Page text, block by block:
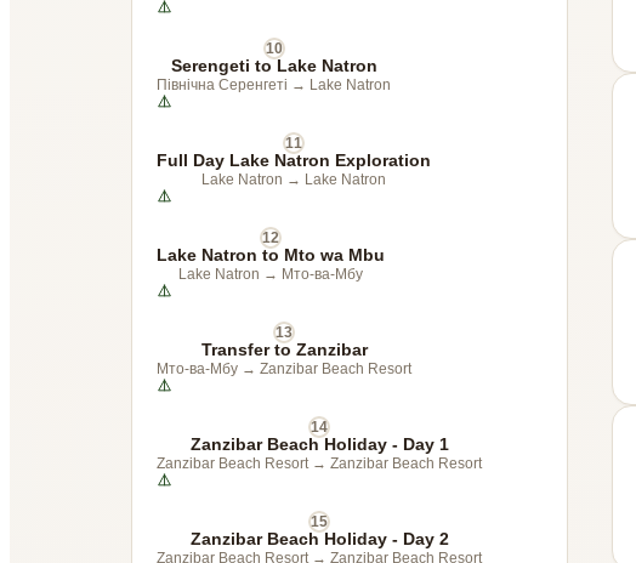
10
Serengeti to Lake Natron
Північна Серенгеті → Lake Natron
11
Full Day Lake Natron Exploration
Lake Natron → Lake Natron
12
Lake Natron to Mto wa Mbu
Lake Natron → Мто-ва-Мбу
13
Transfer to Zanzibar
Мто-ва-Мбу → Zanzibar Beach Resort
14
Zanzibar Beach Holiday - Day 1
Zanzibar Beach Resort → Zanzibar Beach Resort
15
Zanzibar Beach Holiday - Day 2
Zanzibar Beach Resort → Zanzibar Beach Resort